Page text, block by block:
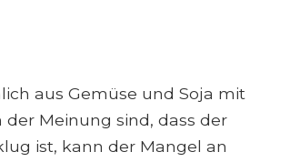
aus Gemüse und Soja mit
Meinung sind, dass der
ist, kann der Mangel an